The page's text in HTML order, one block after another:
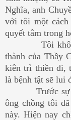
Nghĩa, anh
với tôi một
quyết tâm trong
Tôi
thành của Thầy
kiên trì thiền đi,
là bệnh tật sẽ lui
Trước
ông chồng tôi
này. Hiện nay